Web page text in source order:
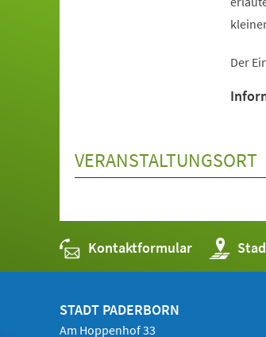
Der
VERANSTALTUNGSORT
Kontaktformular (Öffnet
in
einem
STADT PADERBORN
Am Hoppenhof 33